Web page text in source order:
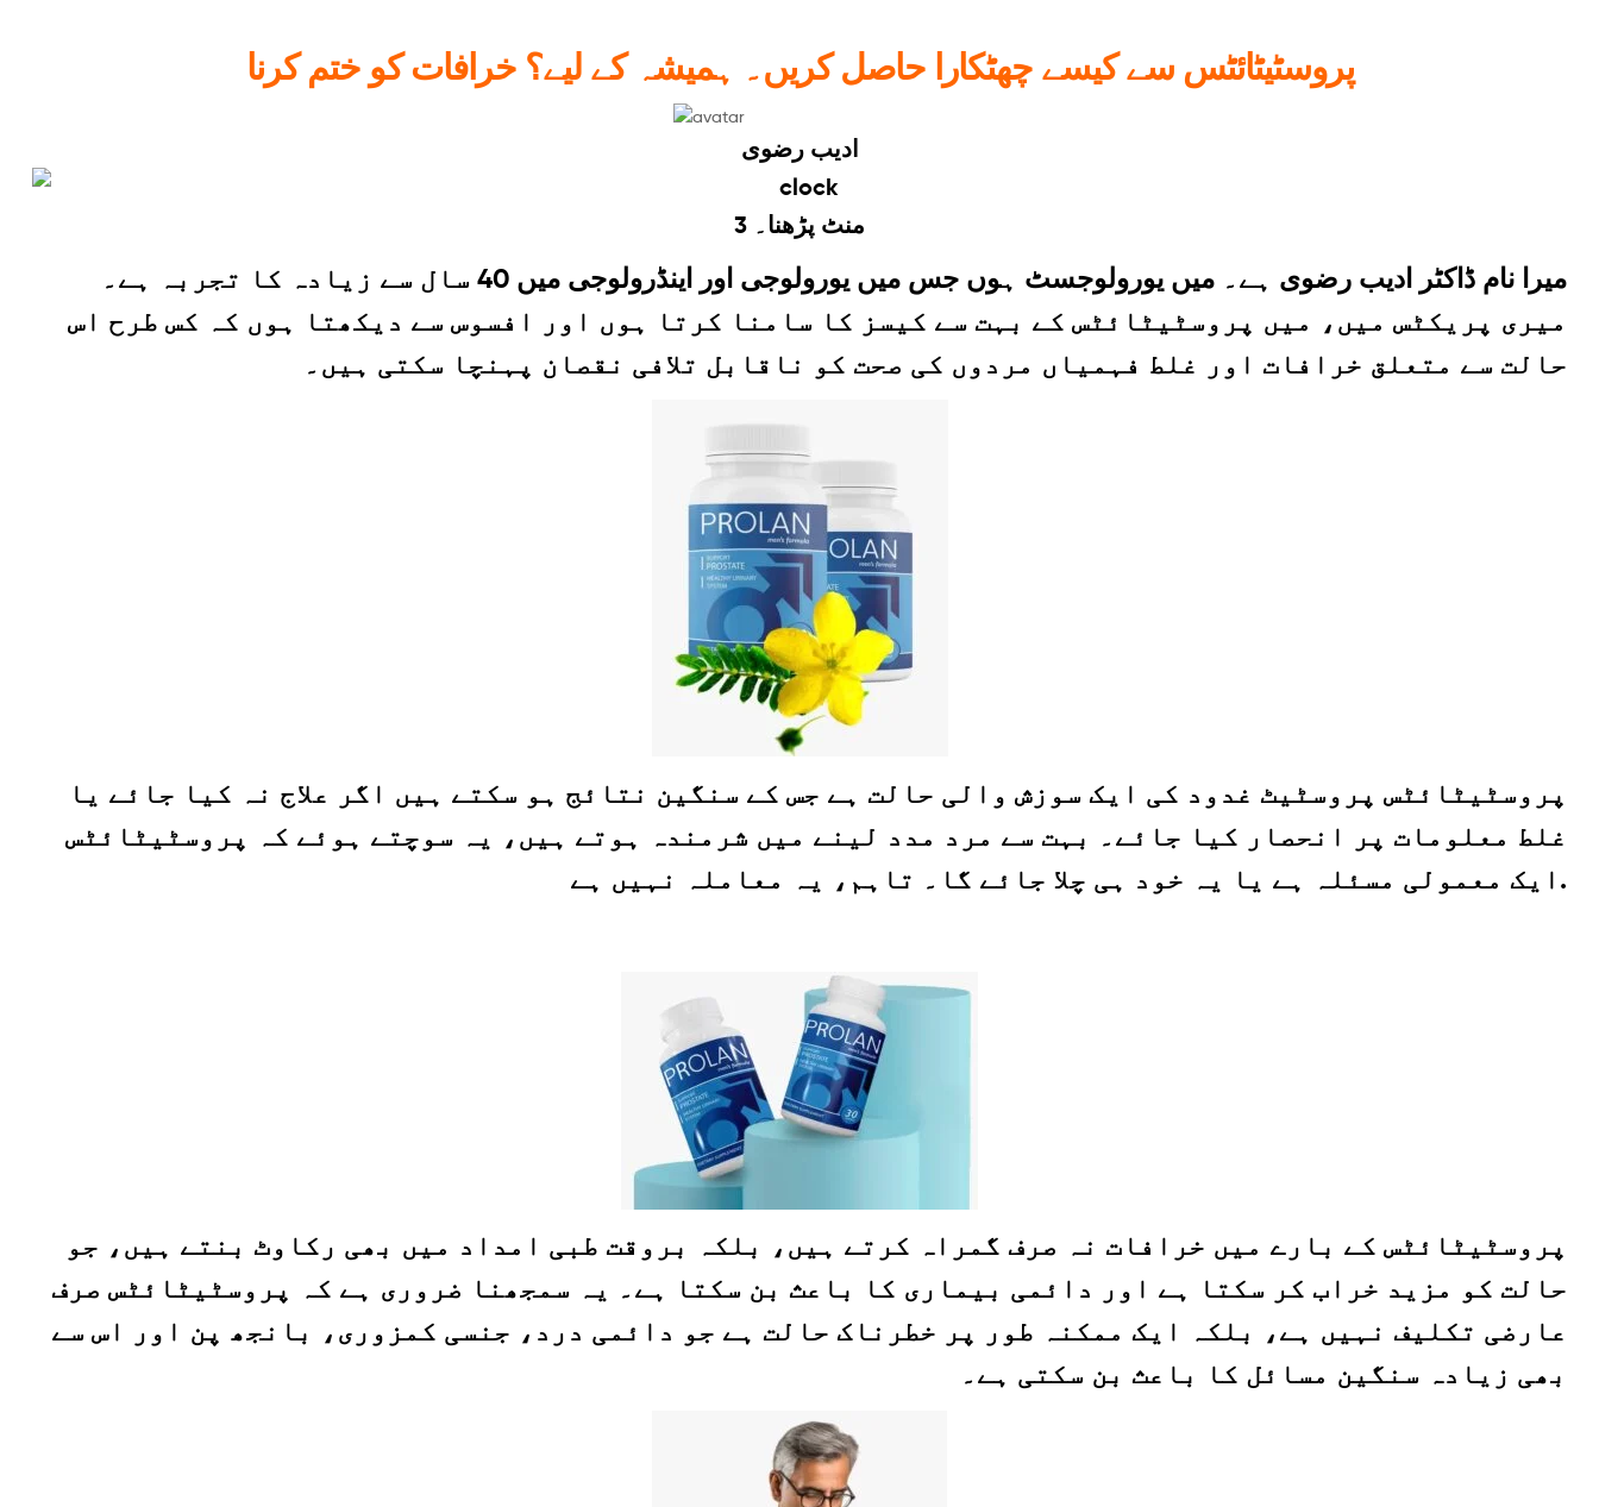
پروسٹیٹائٹس سے کیسے چھٹکارا حاصل کریں۔ ہمیشہ کے لیے؟ خرافات کو ختم کرنا
ادیب رضوی
3 منٹ پڑھنا۔
میرا نام ڈاکٹر ادیب رضوی ہے۔ میں یورولوجسٹ ہوں جس میں یورولوجی اور اینڈرولوجی میں 40 سال سے زیادہ کا تجربہ ہے۔
میری پریکٹس میں، میں پروسٹیٹائٹس کے بہت سے کیسز کا سامنا کرتا ہوں اور افسوس سے دیکھتا ہوں کہ کس طرح اس
حالت سے متعلق خرافات اور غلط فہمیاں مردوں کی صحت کو ناقابل تلافی نقصان پہنچا سکتی ہیں۔
پروسٹیٹائٹس پروسٹیٹ غدود کی ایک سوزش والی حالت ہے جس کے سنگین نتائج ہو سکتے ہیں اگر علاج نہ کیا جائے یا
غلط معلومات پر انحصار کیا جائے۔ بہت سے مرد مدد لینے میں شرمندہ ہوتے ہیں، یہ سوچتے ہوئے کہ پروسٹیٹائٹس
ایک معمولی مسئلہ ہے یا یہ خود ہی چلا جائے گا۔ تاہم، یہ معاملہ نہیں ہے.
پروسٹیٹائٹس کے بارے میں خرافات نہ صرف گمراہ کرتے ہیں، بلکہ بروقت طبی امداد میں بھی رکاوٹ بنتے ہیں، جو
حالت کو مزید خراب کر سکتا ہے اور دائمی بیماری کا باعث بن سکتا ہے۔ یہ سمجھنا ضروری ہے کہ پروسٹیٹائٹس صرف
عارضی تکلیف نہیں ہے، بلکہ ایک ممکنہ طور پر خطرناک حالت ہے جو دائمی درد، جنسی کمزوری، بانجھ پن اور اس سے
بھی زیادہ سنگین مسائل کا باعث بن سکتی ہے۔